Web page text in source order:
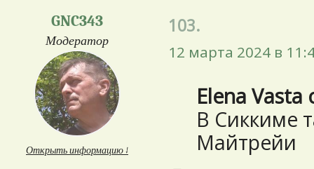
GNC343
Модератор
Открыть информацию ↓
103.
12 марта 2024 в
Elena Vasta
В Сиккиме
Майтрейи